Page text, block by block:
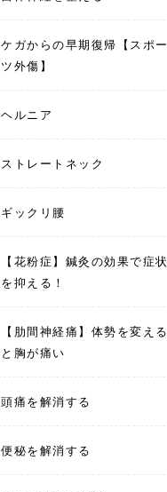
ケガからの早期復帰【スポー
ツ外傷】
ヘルニア
ストレートネック
ギックリ腰
【花粉症】鍼灸の効果で症状
を抑える！
【肋間神経痛】体勢を変える
と胸が痛い
頭痛を解消する
便秘を解消する